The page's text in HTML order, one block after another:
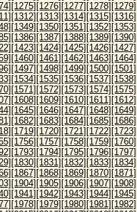
[1275] [1276] [1277] [1278] [1279]
[1312] [1313] [1314] [1315] [1316]
[1349] [1350] [1351] [1352] [1353]
[1386] [1387] [1388] [1389] [1390]
[1423] [1424] [1425] [1426] [1427]
[1460] [1461] [1462] [1463] [1464]
[1497] [1498] [1499] [1500] [1501]
[1534] [1535] [1536] [1537] [1538]
[1571] [1572] [1573] [1574] [1575]
[1608] [1609] [1610] [1611] [1612]
[1645] [1646] [1647] [1648] [1649]
[1682] [1683] [1684] [1685] [1686]
[1719] [1720] [1721] [1722] [1723]
[1756] [1757] [1758] [1759] [1760]
[1793] [1794] [1795] [1796] [1797]
[1830] [1831] [1832] [1833] [1834]
[1867] [1868] [1869] [1870] [1871]
[1904] [1905] [1906] [1907] [1908]
[1941] [1942] [1943] [1944] [1945]
[1978] [1979] [1980] [1981] [1982]